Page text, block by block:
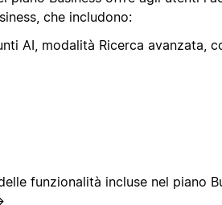
che includono:
AI, modalità Ricerca avanzata,
funzionalità incluse nel piano